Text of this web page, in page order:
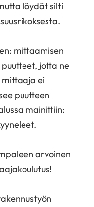
löydät silti
mittaamisen
jotta ne
mittaaja ei
puutteen
mainittiin:
arvoinen